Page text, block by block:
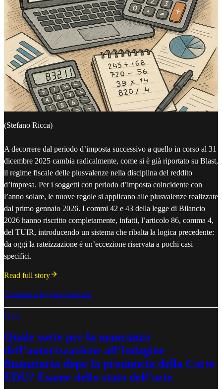
(Stefano Ricca)
A decorrere dal periodo d’imposta successivo a quello in corso al 31
dicembre 2025 cambia radicalmente, come si è già riportato su Blast,
il regime fiscale delle plusvalenze nella disciplina del reddito
d’impresa. Per i soggetti con periodo d’imposta coincidente con
l’anno solare, le nuove regole si applicano alle plusvalenze realizzate
dal primo gennaio 2026. I commi 42 e 43 della legge di Bilancio
2026 hanno riscritto completamente, infatti, l’articolo 86, comma 4,
del TUIR, introducendo un sistema che ribalta la logica precedente:
da oggi la rateizzazione è un’eccezione riservata a pochi casi
specifici.
Read full story
Continua a leggere l'articolo
Fisco
Quale sorte per la mancanza
dell’autorizzazione all’indagine
finanziaria dopo la pronuncia della Corte
EDU? Esame dello stato dell’arte